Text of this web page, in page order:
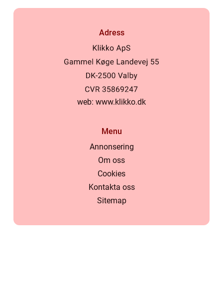
Adress
web: www.klikko.dk
Menu
Annonsering
Om oss
Cookies
Kontakta oss
Sitemap